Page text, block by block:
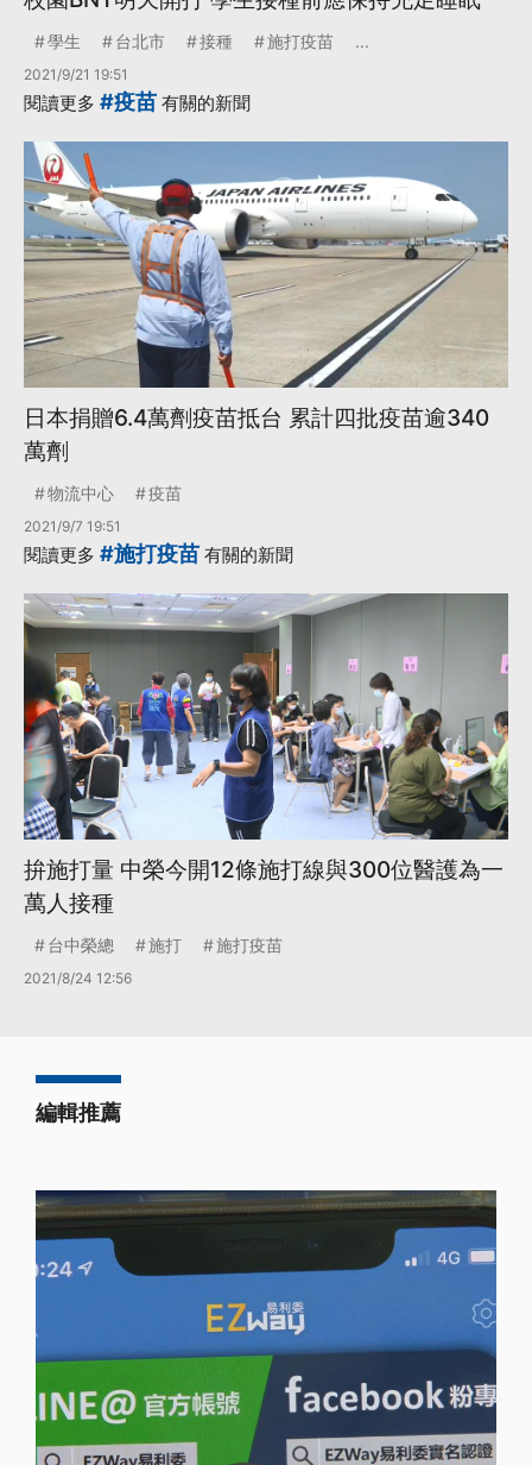
學生 台北市 接種 施打疫苗 ...
2021/9/21 19:51
閱讀更多 #疫苗 有關的新聞
日本捐贈6.4萬劑疫苗抵台 累計四批疫苗逾340
萬劑
物流中心 疫苗
2021/9/7 19:51
閱讀更多 #施打疫苗 有關的新聞
拚施打量 中榮今開12條施打線與300位醫護為一
萬人接種
台中榮總 施打 施打疫苗
2021/8/24 12:56
編輯推薦